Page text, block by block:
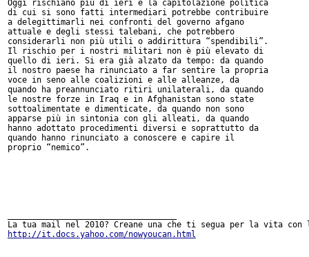
http://it.docs.yahoo.com/nowyoucan.html